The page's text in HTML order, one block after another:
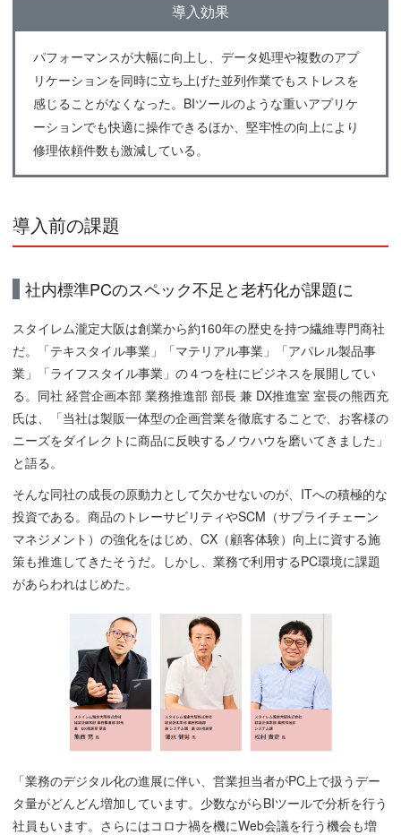
導入効果
パフォーマンスが大幅に向上し、データ処理や複数のアプ
リケーションを同時に立ち上げた並列作業でもストレスを
感じることがなくなった。BIツールのような重いアプリケ
ーションでも快適に操作できるほか、堅牢性の向上により
修理依頼件数も激減している。
導入前の課題
社内標準PCのスペック不足と老朽化が課題に
スタイレム瀧定大阪は創業から約160年の歴史を持つ繊維専門商社
だ。「テキスタイル事業」「マテリアル事業」「アパレル製品事
業」「ライフスタイル事業」の４つを柱にビジネスを展開してい
る。同社 経営企画本部 業務推進部 部長 兼 DX推進室 室長の熊西充
氏は、「当社は製販一体型の企画営業を徹底することで、お客様の
ニーズをダイレクトに商品に反映するノウハウを磨いてきました」
と語る。
そんな同社の成長の原動力として欠かせないのが、ITへの積極的な
投資である。商品のトレーサビリティやSCM（サプライチェーン
マネジメント）の強化をはじめ、CX（顧客体験）向上に資する施
策も推進してきたそうだ。しかし、業務で利用するPC環境に課題
があらわれはじめた。
「業務のデジタル化の進展に伴い、営業担当者がPC上で扱うデー
タ量がどんどん増加しています。少数ながらBIツールで分析を行う
社員もいます。さらにはコロナ禍を機にWeb会議を行う機会も増